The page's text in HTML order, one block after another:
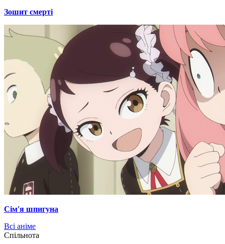
Зошит смерті
Сім'я шпигуна
Всі аніме
Cпільнота